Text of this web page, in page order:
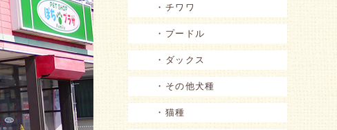
・チワワ
・プードル
・ダックス
・その他犬種
・猫種